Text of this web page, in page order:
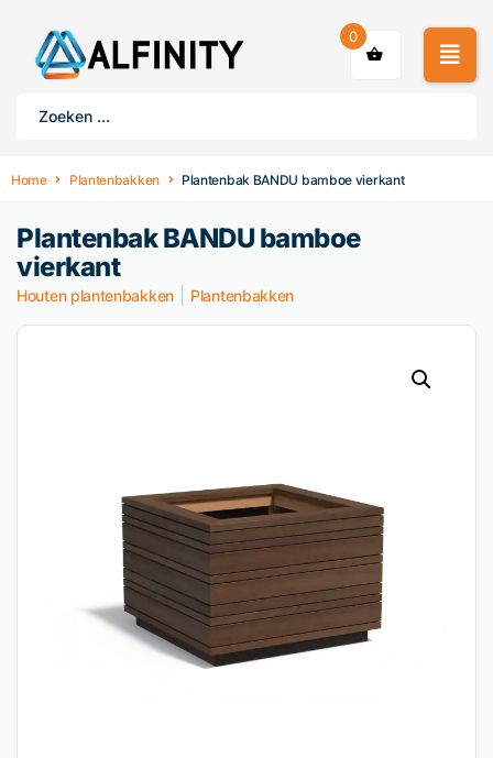
0
Home Plantenbakken Plantenbak BANDU bamboe vierkant
Plantenbak BANDU bamboe
vierkant
Houten plantenbakken Plantenbakken